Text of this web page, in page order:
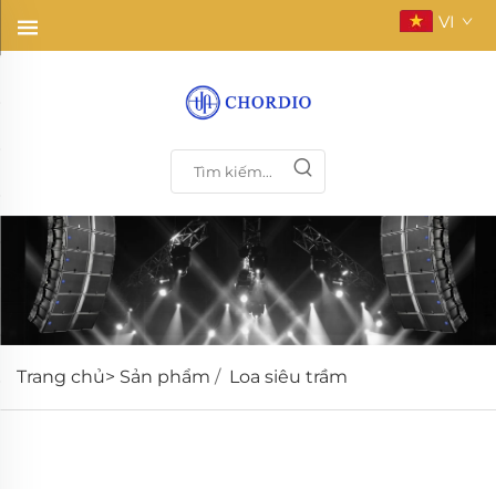
VI
Trang chủ> Sản phẩm / Loa siêu trầm